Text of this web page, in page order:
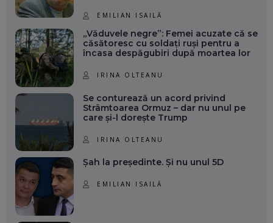
EMILIAN ISAILĂ
„Văduvele negre”: Femei acuzate că se
căsătoresc cu soldați ruși pentru a
încasa despăgubiri după moartea lor
IRINA OLTEANU
Se conturează un acord privind
Strâmtoarea Ormuz – dar nu unul pe
care și-l dorește Trump
IRINA OLTEANU
Șah la președinte. Și nu unul 5D
EMILIAN ISAILĂ